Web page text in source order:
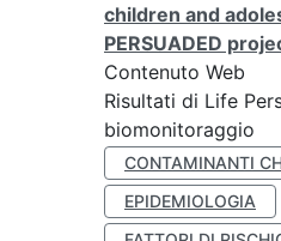
children and
PERSUADED
Contenuto Web
Risultati di Life
biomonitoraggio
CONTAMINANTI
EPIDEMIOLOGIA